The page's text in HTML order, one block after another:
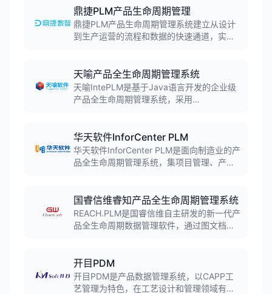
开发、质量管理等功能，广泛应用于航空航
天、汽车、电子等制造行业。
鼎捷PLM产品生命周期管理
鼎捷PLM产品生命周期管理系统建立从设计
到生产运营的流程和数据的快速通道，实现
同及售后服务全业务流程，帮助企业提升研
发效率与市场竞争力。
天喻产品全生命周期管理系统
天喻IntePLM是基于Java语言开发的企业级
产品全生命周期管理系统，采用
概念设计、产品设计、工艺规划到生产制造
的全价值链业务及数据管理，是国内首个走
出国门的国产PLM系统。
华天软件InforCenter PLM
华天软件InforCenter PLM是面向制造业的产
品全生命周期管理系统，集项目管理、产品
理，帮助企业规范研发流程，缩短产品研发
周期，降低成本，提高产品质量。
国睿信维睿知产品全生命周期管理系统
REACH.PLM是国睿信维自主研发的新一代产
品全生命周期数据管理软件，通过图文档管
力构建，全面支撑产品研制全生命周期的数
据有效、完整、准确管控与贯通。入选工信
部2022年工业软件优秀产品名单。
开目PDM
开目PDM是产品数据管理系统，以CAPP工
艺管理为特色，在工艺设计和管理领域有深